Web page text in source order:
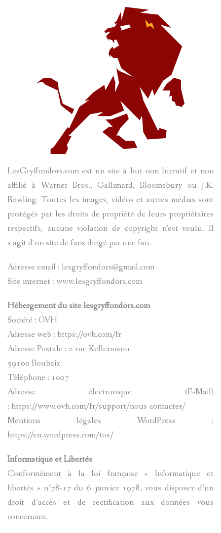
PRODUITS DÉRIVÉS
LesGryffondors.com est un site à but non lucratif et non
affilié à Warner Bros., Gallimard, Bloomsbury ou J.K.
Rowling. Toutes les images, vidéos et autres médias sont
protégés par les droits de propriété de leurs propriétaires
respectifs, aucune violation de copyright n’est voulu. Il
s’agit d’un site de fans dirigé par une fan.
Adresse email : lesgryffondors@gmail.com
Site internet : www.lesgryffondors.com
Hébergement du site lesgryffondors.com
Société : OVH
Adresse web : https://ovh.com/fr
Adresse Postale : 2 rue Kellermann
59100 Roubaix
Téléphone : 1007
Adresse électronique (E-Mail)
: https://www.ovh.com/fr/support/nous-contacter/
Mentions légales WordPress :
https://en.wordpress.com/tos/
Informatique et Libertés
Conformément à la loi française « Informatique et
libertés » n°78-17 du 6 janvier 1978, vous disposez d’un
droit d’accès et de rectification aux données vous
concernant.